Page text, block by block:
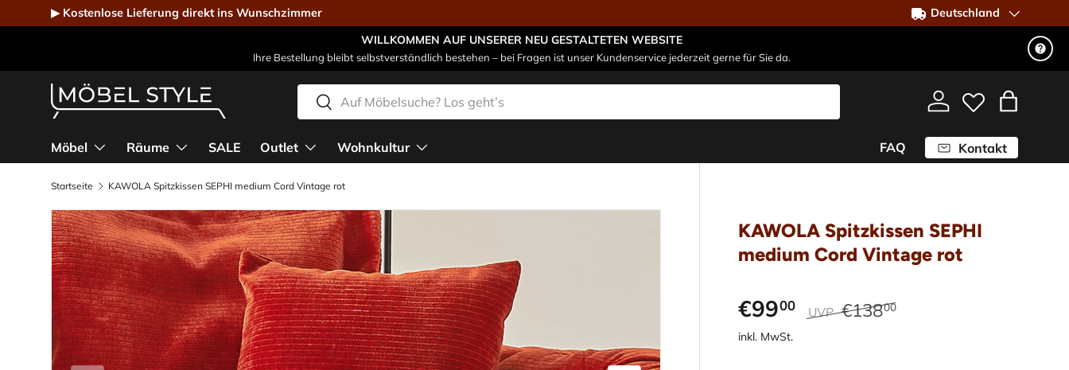
Direkt zum Inhalt
▶ Kostenlose Lieferung direkt ins Wunschzimmer
Deutschland
WILLKOMMEN AUF UNSERER NEU GESTALTETEN WEBSITE
Ihre Bestellung bleibt selbstverständlich bestehen – bei Fragen ist unser Kundenservice jederzeit gerne für Sie da.
Suchen
Suchen
Einloggen
Möbel Räume SALE Outlet Wohnkultur FAQ Kontakt
Startseite KAWOLA Spitzkissen SEPHI medium Cord Vintage rot
KAWOLA Spitzkissen SEPHI
medium Cord Vintage rot
€9900 UVP €13800
inkl. MwSt.